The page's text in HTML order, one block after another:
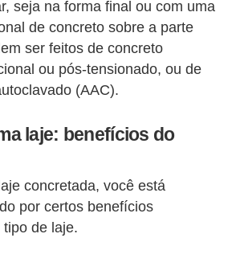
seja na forma final ou com uma
de concreto sobre a parte
ser feitos de concreto
ou pós-tensionado, ou de
(AAC).
laje: benefícios do
concretada, você está
por certos benefícios
de laje.